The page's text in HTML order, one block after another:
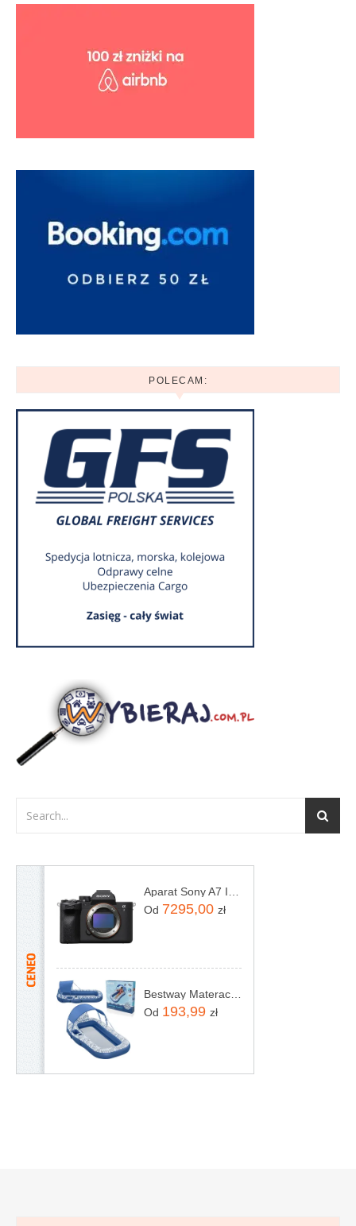
POLECAM:
Aparat Sony A7 IV ILCE7M4B
Od 7295,00 zł
Bestway Materac Do Pływania Z Daszkiem 43732
Od 193,99 zł